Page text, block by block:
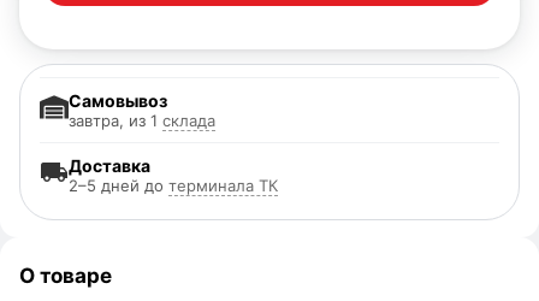
Доставка
2–5 дней до терминала ТК
Самовывоз
завтра, из 1 склада
О товаре